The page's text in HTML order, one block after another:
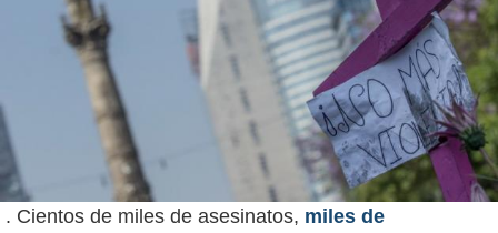
. Cientos de miles de asesinatos, miles de